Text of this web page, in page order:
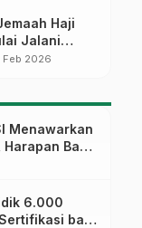
Haji
Jalani
9 Februari
Feb 2026
Menawarkan
Baru
6.000
bagi